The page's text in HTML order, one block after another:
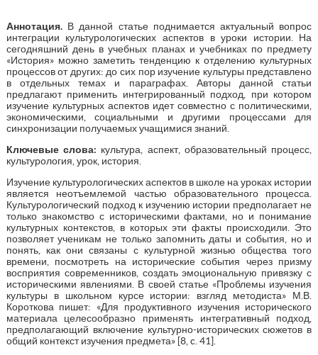
Аннотация. В данной статье поднимается актуальный вопрос
интеграции культурологических аспектов в уроки истории. На
сегодняшний день в учебных планах и учебниках по предмету
«История» можно заметить тенденцию к отделению культурных
процессов от других: до сих пор изучение культуры представлено
в отдельных темах и параграфах. Авторы данной статьи
предлагают применить интегрированный подход, при котором
изучение культурных аспектов идет совместно с политическими,
экономическими, социальными и другими процессами для
синхронизации получаемых учащимися знаний.
Ключевые слова: культура, аспект, образовательный процесс,
культурология, урок, история.
Изучение культурологических аспектов в школе на уроках истории
является неотъемлемой частью образовательного процесса.
Культурологический подход к изучению истории предполагает не
только знакомство с историческими фактами, но и понимание
культурных контекстов, в которых эти факты происходили. Это
позволяет ученикам не только запомнить даты и события, но и
понять, как они связаны с культурной жизнью общества того
времени, посмотреть на исторические события через призму
восприятия современников, создать эмоциональную привязку с
историческими явлениями. В своей статье «Проблемы изучения
культуры в школьном курсе истории: взгляд методиста» М.В.
Короткова пишет: «Для продуктивного изучения исторического
материала целесообразно применять интегративный подход,
предполагающий включение культурно-исторических сюжетов в
общий контекст изучения предмета» [8, c. 41].